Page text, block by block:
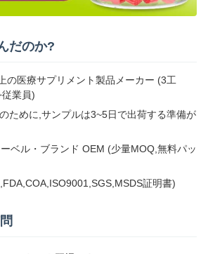
だのか?
の医療サプリメント製品メーカー (3工
業員)
ために,サンプルは3~5日で出荷する準備が
ベル・ブランド OEM (少量MOQ,無料パッ
証明書)